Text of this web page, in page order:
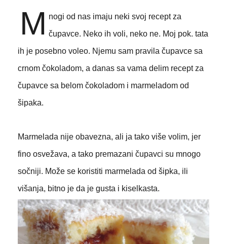
M nogi od nas imaju neki svoj recept za
čupavce. Neko ih voli, neko ne. Moj pok. tata
ih je posebno voleo. Njemu sam pravila čupavce sa
crnom čokoladom, a danas sa vama delim recept za
čupavce sa belom čokoladom i marmeladom od
šipaka.
Marmelada nije obavezna, ali ja tako više volim, jer
fino osvežava, a tako premazani čupavci su mnogo
sočniji. Može se koristiti marmelada od šipka, ili
višanja, bitno je da je gusta i kiselkasta.